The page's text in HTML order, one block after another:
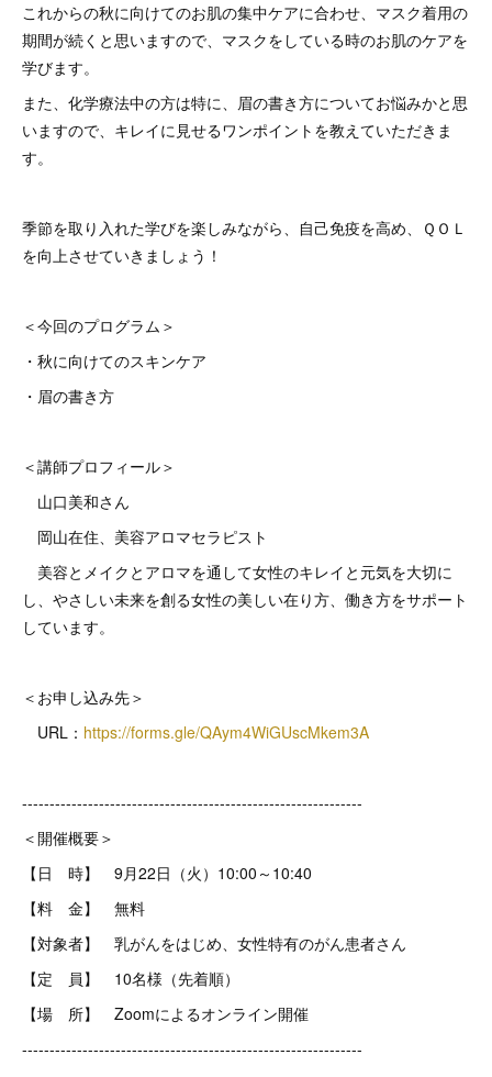
これからの秋に向けてのお肌の集中ケアに合わせ、マスク着用の
期間が続くと思いますので、マスクをしている時のお肌のケアを
学びます。
また、化学療法中の方は特に、眉の書き方についてお悩みかと思
いますので、キレイに見せるワンポイントを教えていただきま
す。
季節を取り入れた学びを楽しみながら、自己免疫を高め、ＱＯＬ
を向上させていきましょう！
＜今回のプログラム＞
・秋に向けてのスキンケア
・眉の書き方
＜講師プロフィール＞
山口美和さん
岡山在住、美容アロマセラピスト
美容とメイクとアロマを通して女性のキレイと元気を大切に
し、やさしい未来を創る女性の美しい在り方、働き方をサポート
しています。
＜お申し込み先＞
URL： https://forms.gle/QAym4WiGUscMkem3A
--------------------------------------------------------------
＜開催概要＞
【日 時】 9月22日（火）10:00～10:40
【料 金】 無料
【対象者】 乳がんをはじめ、女性特有のがん患者さん
【定 員】 10名様（先着順）
【場 所】 Zoomによるオンライン開催
--------------------------------------------------------------